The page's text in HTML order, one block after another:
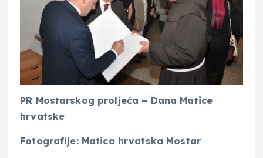
PR Mostarskog proljeća – Dana Matice
hrvatske
Fotografije: Matica hrvatska Mostar